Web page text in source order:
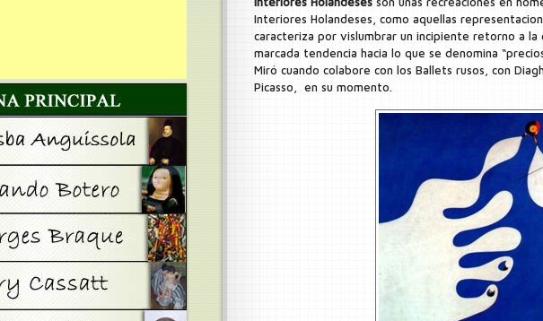
Interiores Holandeses, como aquellas
caracteriza por vislumbrar un incipiente retorno a la
marcada tendencia hacia lo que se denomina
Miró cuando colabore con los Ballets rusos, con
Picasso, en su momento.